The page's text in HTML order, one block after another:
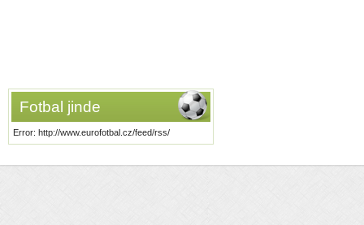
Fotbal jinde
Error: http://www.eurofotbal.cz/feed/rss/